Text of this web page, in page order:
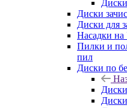
Диски
Диски для
Насадки
Пилки и
пил
Диски по
Диски